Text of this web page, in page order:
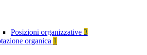
Posizioni organizzative 3
organica 1